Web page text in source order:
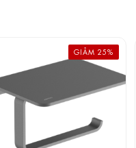
GIẢM 25%